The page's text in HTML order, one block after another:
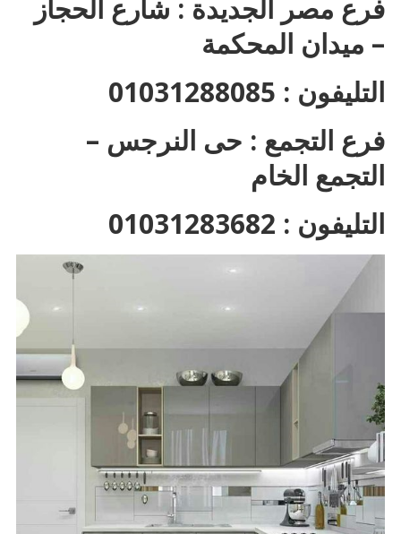
فرع مصر الجديدة : شارع الحجاز
– ميدان المحكمة
التليفون : 01031288085
فرع التجمع : حى النرجس –
التجمع الخام
التليفون : 01031283682